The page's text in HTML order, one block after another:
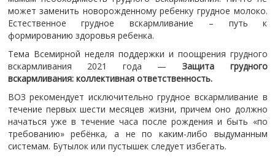
может заменить новорожденному ребенку грудное молоко.
Естественное грудное вскармливание – путь к
формированию здоровья ребенка.
Тема Всемирной неделя поддержки и поощрения грудного
вскармливания 2021 года — Защита грудного
вскармливания: коллективная ответственность.
ВОЗ рекомендует исключительно грудное вскармливание в
течение первых шести месяцев жизни, причем оно должно
начаться уже в течение часа после рождения и быть «по
требованию» ребёнка, а не по каким-либо выдуманным
системам. Бутылок или пустышек следует избегать.